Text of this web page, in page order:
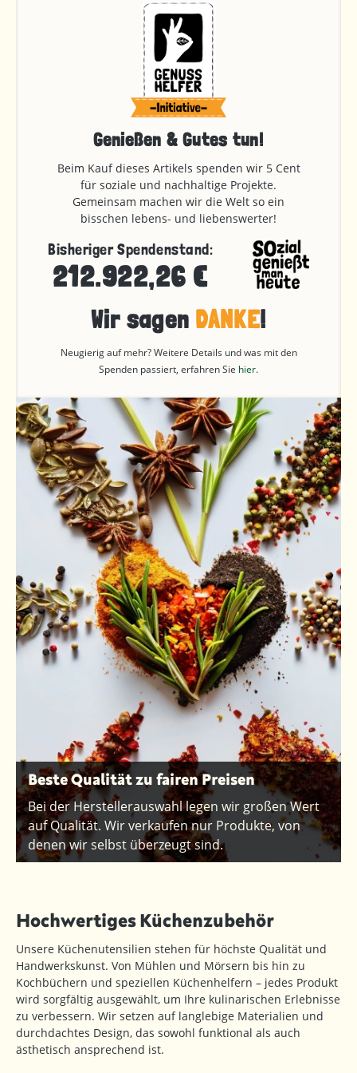
Genießen & Gutes tun!
Beim Kauf dieses Artikels spenden wir 5 Cent
für soziale und nachhaltige Projekte.
Gemeinsam machen wir die Welt so ein
bisschen lebens- und liebenswerter!
Bisheriger Spendenstand:
212.922,26 €
Wir sagen DANKE!
Neugierig auf mehr? Weitere Details und was mit den
Spenden passiert, erfahren Sie hier.
Beste Qualität zu fairen Preisen
Bei der Herstellerauswahl legen wir großen Wert
auf Qualität. Wir verkaufen nur Produkte, von
denen wir selbst überzeugt sind.
Hochwertiges Küchenzubehör
Unsere Küchenutensilien stehen für höchste Qualität und
Handwerkskunst. Von Mühlen und Mörsern bis hin zu
Kochbüchern und speziellen Küchenhelfern – jedes Produkt
wird sorgfältig ausgewählt, um Ihre kulinarischen Erlebnisse
zu verbessern. Wir setzen auf langlebige Materialien und
durchdachtes Design, das sowohl funktional als auch
ästhetisch ansprechend ist.